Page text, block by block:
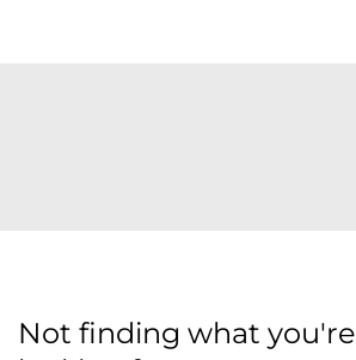
Not finding what you're